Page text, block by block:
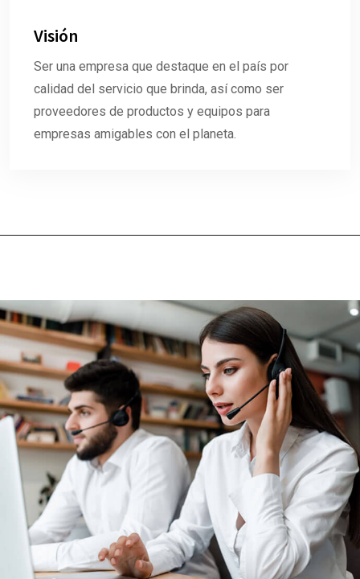
Visión
Ser una empresa que destaque en el país por
calidad del servicio que brinda, así como ser
proveedores de productos y equipos para
empresas amigables con el planeta.